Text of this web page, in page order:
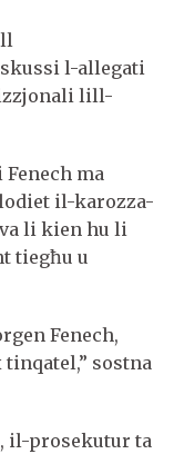
l-allegati
lill-
ma
il-karozza-
li kien hu li
tiegħu u
Fenech,
sostna
il-prosekutur ta